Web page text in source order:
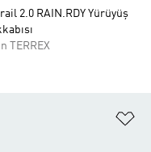
2.0 RAIN.RDY Yürüyüş
TERREX